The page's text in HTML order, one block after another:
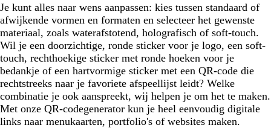
Je kunt alles naar wens aanpassen: kies tussen standaard of
afwijkende vormen en formaten en selecteer het gewenste
materiaal, zoals waterafstotend, holografisch of soft-touch.
Wil je een doorzichtige, ronde sticker voor je logo, een soft-
touch, rechthoekige sticker met ronde hoeken voor je
bedankje of een hartvormige sticker met een QR-code die
rechtstreeks naar je favoriete afspeellijst leidt? Welke
combinatie je ook aanspreekt, wij helpen je om het te maken.
Met onze QR-codegenerator kun je heel eenvoudig digitale
links naar menukaarten, portfolio's of websites maken.